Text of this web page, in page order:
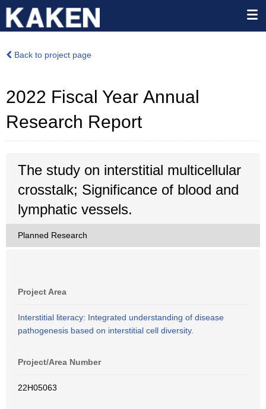
Back to project page
2022 Fiscal Year Annual
Research Report
The study on interstitial multicellular
crosstalk; Significance of blood and
lymphatic vessels.
Planned Research
Project Area
Interstitial literacy: Integrated understanding of disease
pathogenesis based on interstitial cell diversity.
Project/Area Number
22H05063